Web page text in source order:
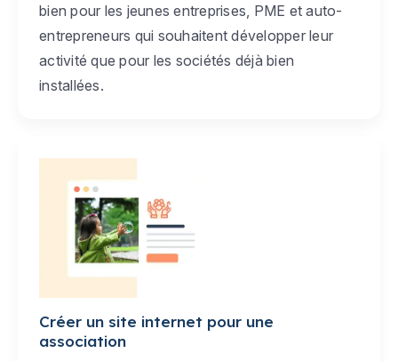
bien pour les jeunes entreprises, PME et auto-
entrepreneurs qui souhaitent développer leur
activité que pour les sociétés déjà bien
installées.
Créer un site internet pour une
association